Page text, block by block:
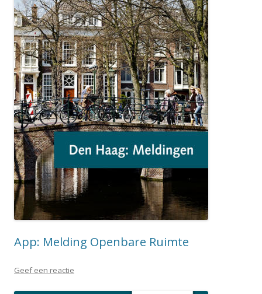
App: Melding Openbare Ruimte
Geef een reactie